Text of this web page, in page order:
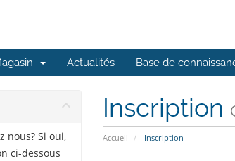
Actualités Base de
Inscription
Accueil Inscription
nous? Si oui,
ci-dessous